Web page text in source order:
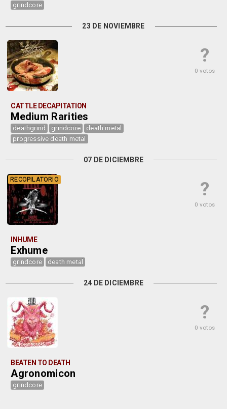
grindcore
23 DE NOVIEMBRE
?
0 votos
CATTLE DECAPITATION
Medium Rarities
deathgrind grindcore
death metal
progressive death metal
07 DE DICIEMBRE
?
0 votos
RECOPILATORIO
INHUME
Exhume
grindcore death metal
24 DE DICIEMBRE
?
0 votos
BEATEN TO DEATH
Agronomicon
grindcore